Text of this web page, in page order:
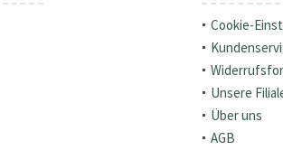
Cookie-
Unsere
Über uns
AGB